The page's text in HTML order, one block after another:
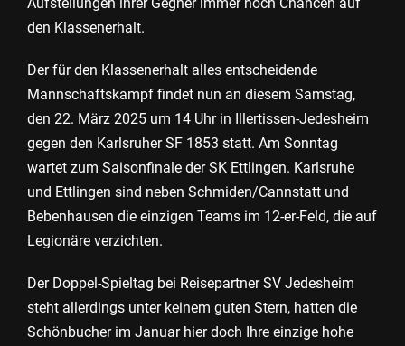
den Klassenerhalt.
Der für den Klassenerhalt alles entscheidende
Mannschaftskampf findet nun an diesem Samstag,
den 22. März 2025 um 14 Uhr in Illertissen-Jedesheim
gegen den Karlsruher SF 1853 statt. Am Sonntag
wartet zum Saisonfinale der SK Ettlingen. Karlsruhe
und Ettlingen sind neben Schmiden/Cannstatt und
Bebenhausen die einzigen Teams im 12-er-Feld, die auf
Legionäre verzichten.
Der Doppel-Spieltag bei Reisepartner SV Jedesheim
steht allerdings unter keinem guten Stern, hatten die
Schönbucher im Januar hier doch Ihre einzige hohe